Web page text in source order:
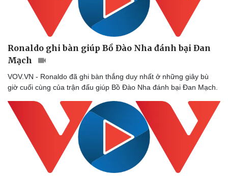
Ronaldo ghi bàn giúp Bồ Đào Nha đánh bại Đan
Mạch
VOV.VN - Ronaldo đã ghi bàn thắng duy nhất ở những giây bù
giờ cuối cùng của trận đấu giúp Bồ Đào Nha đánh bại Đan Mạch.